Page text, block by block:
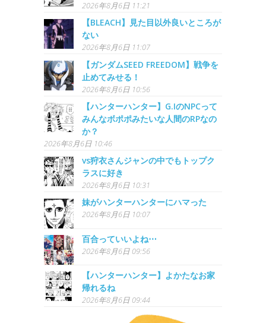
2026年8月6日 11:21
【BLEACH】見た目以外良いところが
ない
2026年8月6日 11:07
【ガンダムSEED FREEDOM】戦争を
止めてみせる！
2026年8月6日 10:56
【ハンターハンター】G.IのNPCって
みんなボポポみたいな人間のRPなの
か？
2026年8月6日 10:46
vs狩衣さんジャンの中でもトップク
ラスに好き
2026年8月6日 10:31
妹がハンターハンターにハマった
2026年8月6日 10:07
百合っていいよね⋯
2026年8月6日 09:56
【ハンターハンター】よかたなお家
帰れるね
2026年8月6日 09:44